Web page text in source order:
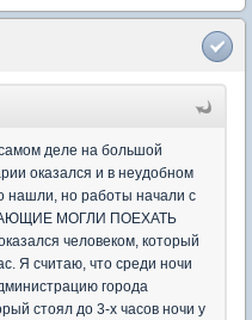
деле на большой
оказался и в неудобном
нашли, но работы начали с
МОГЛИ ПОЕХАТЬ
человеком, который
Я считаю, что среди ночи
города
стоял до 3-х часов ночи у